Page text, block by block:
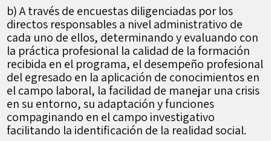
b) A través de encuestas diligenciadas por los
directos responsables a nivel administrativo de
cada uno de ellos, determinando y evaluando con
la práctica profesional la calidad de la formación
recibida en el programa, el desempeño profesional
del egresado en la aplicación de conocimientos en
el campo laboral, la facilidad de manejar una crisis
en su entorno, su adaptación y funciones
compaginando en el campo investigativo
facilitando la identificación de la realidad social.